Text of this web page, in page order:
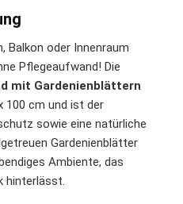
Balkon oder Innenraum
Pflegeaufwand! Die
mit Gardenienblättern
100 cm und ist der
sowie eine natürliche
Gardenienblätter
Ambiente, das
hinterlässt.